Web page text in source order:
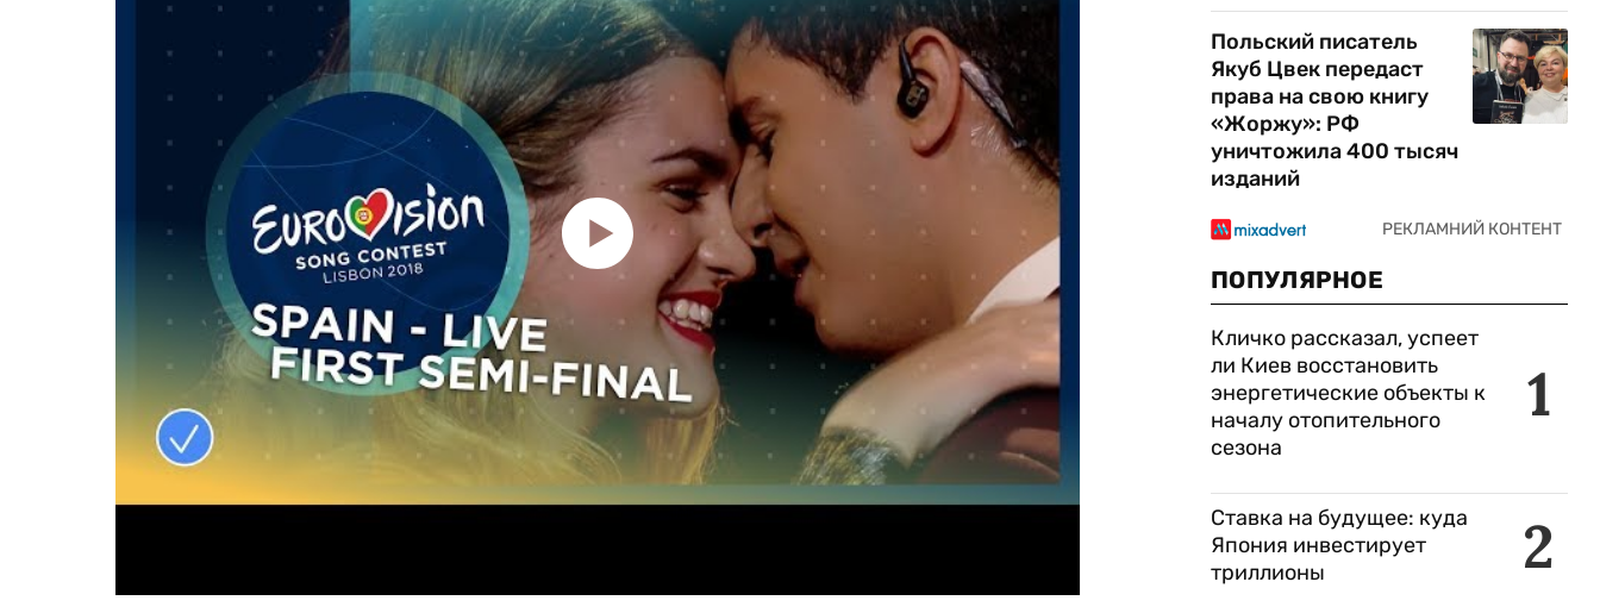
Польский писатель
Якуб Цвек передаст
права на свою книгу
«Жоржу»: РФ
уничтожила 400 тысяч
изданий
ПОПУЛЯРНОЕ
1
Кличко рассказал, успеет
ли Киев восстановить
энергетические объекты к
началу отопительного
сезона
2
Ставка на будущее: куда
Япония инвестирует
триллионы